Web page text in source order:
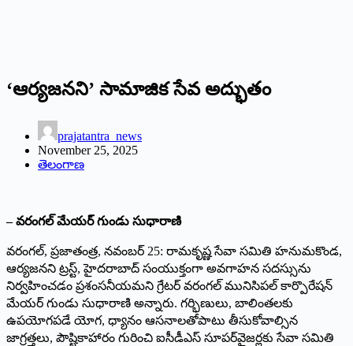
‘ఆర్యజనని’ సామాజిక సేవ అద్భుతం
prajatantra_news
November 25, 2025
తెలంగాణ
– వరంగల్‌ మేయర్‌ గుండు సుధారాణి
వరంగల్‌, ప్రజాతంత్ర, నవంబర్‌ 25: రామకృష్ణ సేవా సమితి హనుమకొండ,
ఆర్యజనని ట్రస్ట్‌, హైదరాబాద్‌ సంయుక్తంగా అవగాహన సదస్సును
నిర్వహించడం ప్రశంసనీయమని గ్రేటర్‌ వరంగల్‌ మునిసిపల్‌ కార్పొరేషన్‌
మేయర్‌ గుండు సుధారాణి అన్నారు. గర్భిణులు, బాలింతలకు
ఉపయోగపడే యోగ, ధ్యానం ఆసనాలతోపాటు తీసుకోవాల్సిన
జాగ్రత్తలు, పౌష్టికాహారం గురించి ఐసీడీఎస్‌ సూపర్‌వైజర్లకు సేవా సమితి